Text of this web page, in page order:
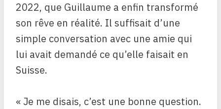
2022, que Guillaume a enfin transformé
son rêve en réalité. Il suffisait d’une
simple conversation avec une amie qui
lui avait demandé ce qu’elle faisait en
Suisse.
« Je me disais, c’est une bonne question.